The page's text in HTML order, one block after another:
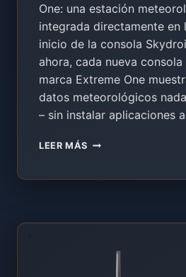
One: una estación
integrada directamente en
inicio de la consola
ahora, cada nueva
marca Extreme One
datos meteorológicos
– sin instalar aplicaciones
LEER MÁS ESTACIÓN
SKYDROID